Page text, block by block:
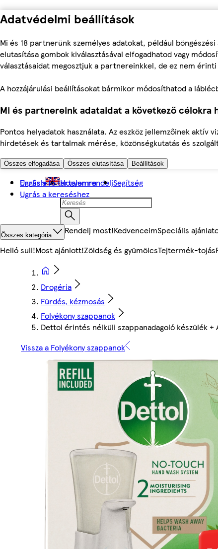
Adatvédelmi beállítások
Mi és 18 partnerünk személyes adatokat, például
elutasítása gombok kiválasztásával elfogadhatod vagy
választásaidat megosztjuk a partnereinkkel, de ez nem
A hozzájárulási beállításokat bármikor módosíthatod a
Mi és partnereink adataidat a következő célokra
Pontos helyadatok használata. Az eszköz jellemzőinek
hirdetések és tartalmak mérése, közönségkutatás és
Összes elfogadása Összes elutasítása Beállítások
Ugrás a fő tartalomra
Ugrás a kereséshez
English Hogyan rendeljSegítség
Összes kategória Rendelj most!KedvenceimSpeciális
Helló suli!Most ajánlott!Zöldség és gyümölcsTejtermék-tojás
Drogéria
Fürdés, kézmosás
Folyékony szappanok
Dettol érintés nélküli szappanadagoló készülék
Vissza a Folyékony szappanok